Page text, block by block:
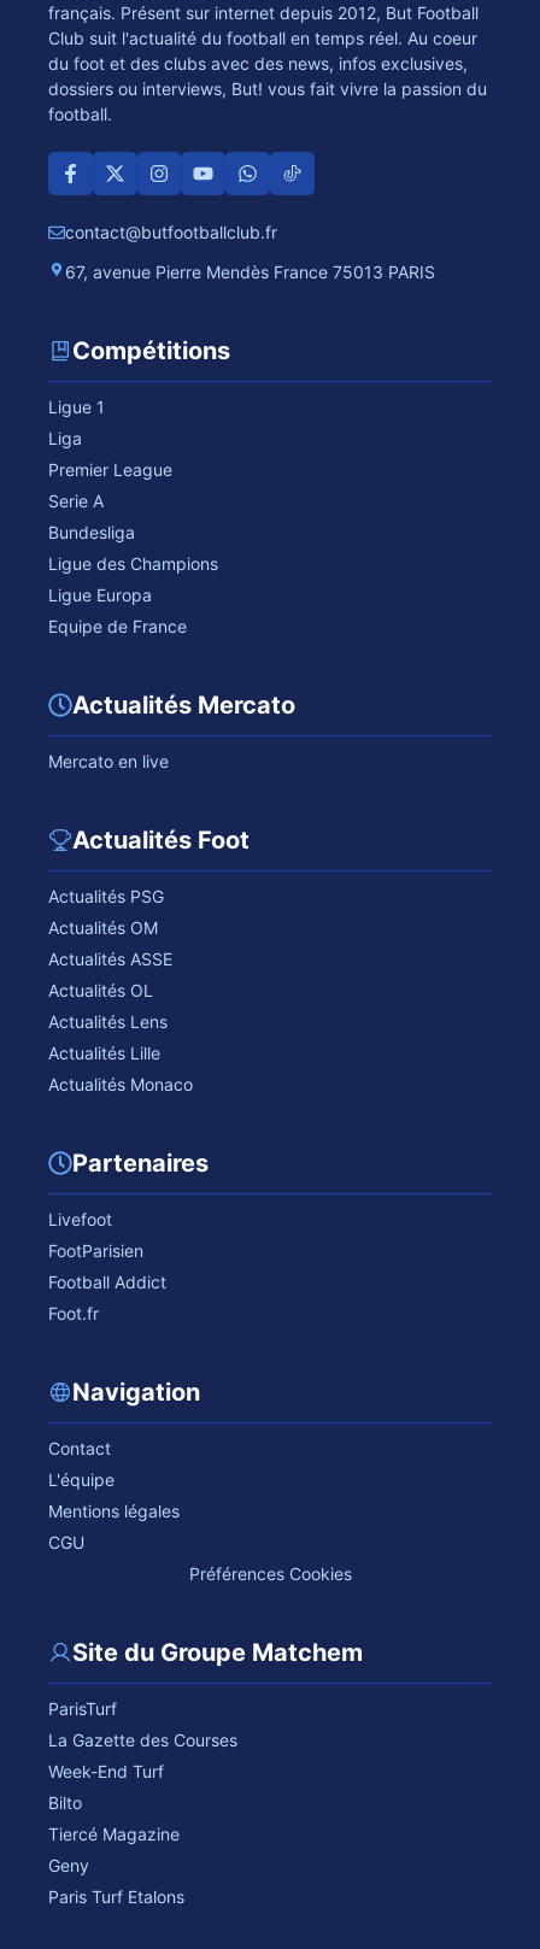
français. Présent sur internet depuis 2012, But Football
Club suit l'actualité du football en temps réel. Au coeur
du foot et des clubs avec des news, infos exclusives,
dossiers ou interviews, But! vous fait vivre la passion du
football.
contact@butfootballclub.fr
67, avenue Pierre Mendès France 75013 PARIS
Compétitions
Ligue 1
Liga
Premier League
Serie A
Bundesliga
Ligue des Champions
Ligue Europa
Equipe de France
Actualités Mercato
Mercato en live
Actualités Foot
Actualités PSG
Actualités OM
Actualités ASSE
Actualités OL
Actualités Lens
Actualités Lille
Actualités Monaco
Partenaires
Livefoot
FootParisien
Football Addict
Foot.fr
Navigation
Contact
L'équipe
Mentions légales
CGU
Préférences Cookies
Site du Groupe Matchem
ParisTurf
La Gazette des Courses
Week-End Turf
Bilto
Tiercé Magazine
Geny
Paris Turf Etalons